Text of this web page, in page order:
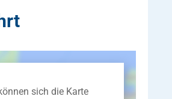
sich die Karte